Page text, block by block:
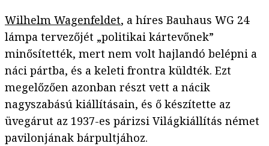
Wilhelm Wagenfeldet, a híres Bauhaus WG 24
lámpa tervezőjét „politikai kártevőnek”
minősítették, mert nem volt hajlandó belépni a
náci pártba, és a keleti frontra küldték. Ezt
megelőzően azonban részt vett a nácik
nagyszabású kiállításain, és ő készítette az
üvegárut az 1937-es párizsi Világkiállítás német
pavilonjának bárpultjához.